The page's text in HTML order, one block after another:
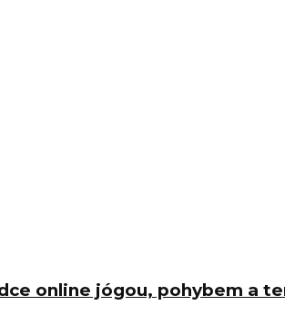
online jógou, pohybem a